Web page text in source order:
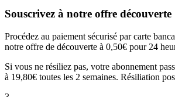
Souscrivez à notre offre découverte
Procédez au paiement sécurisé par carte
notre offre de découverte à 0,50€ pour 24
Si vous ne résiliez pas, votre abonnement
à 19,80€ toutes les 2 semaines. Résiliation